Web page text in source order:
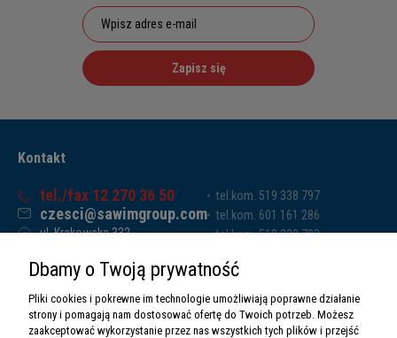
Zapisz się
Kontakt
tel./fax 12 270 36 50
czesci@sawimgroup.com
ul. Krakowska 332,
Sawim Group Mariusz Zdyb sp. k.
NIP: 5130284470
REGON: 5246591010
tel.kom. 519 338 797
tel.kom. 601 161 286
tel.kom. 519 338 793
Dbamy o Twoją prywatność
Pliki cookies i pokrewne im technologie umożliwiają poprawne działanie
strony i pomagają nam dostosować ofertę do Twoich potrzeb. Możesz
zaakceptować wykorzystanie przez nas wszystkich tych plików i przejść